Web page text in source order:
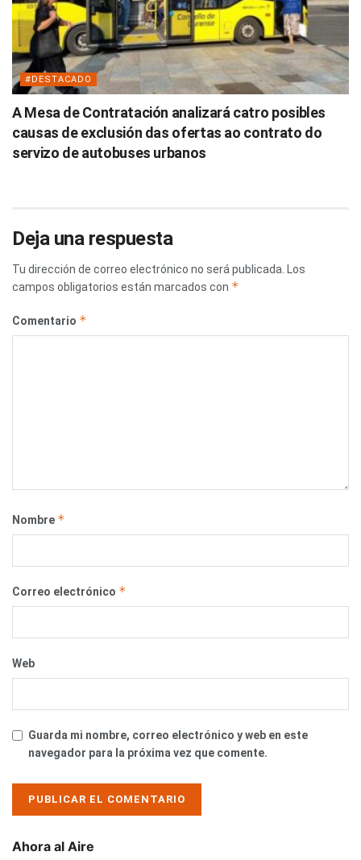
#DESTACADO
A Mesa de Contratación analizará catro posibles
causas de exclusión das ofertas ao contrato do
servizo de autobuses urbanos
Deja una respuesta
Tu dirección de correo electrónico no será publicada.
Los
campos obligatorios están marcados con *
Comentario *
Nombre *
Correo electrónico *
Web
Guarda mi nombre, correo electrónico y web en este
navegador para la próxima vez que comente.
Ahora al Aire